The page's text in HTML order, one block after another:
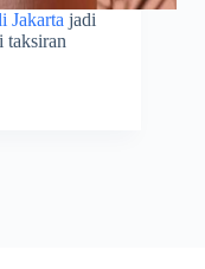
Jakarta jadi
taksiran